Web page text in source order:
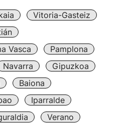
Vitoria-Gasteiz
Vasca
Pamplona
Navarra
Gipuzkoa
Baiona
Iparralde
Verano